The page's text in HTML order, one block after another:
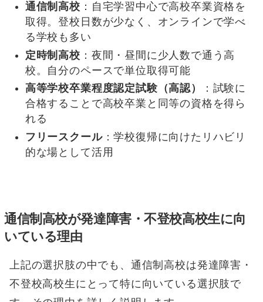
通信制高校 ：自宅学習中心で高校卒業資格を
取得。登校日数が少なく、オンラインで学べ
る学校も多い
定時制高校 ：夜間・昼間に少人数で通う高
校。自分のペースで単位取得可能
高等学校卒業程度認定試験（高認）
：試験に
合格することで高校卒業と同等の資格を得ら
れる
フリースクール：学校復帰に向けたリハビリ
的な場として活用
通信制高校が発達障害・不登校高校生に向
いている理由
上記の選択肢の中でも、通信制高校は発達障害・
不登校高校生にとって特に向いている選択肢で